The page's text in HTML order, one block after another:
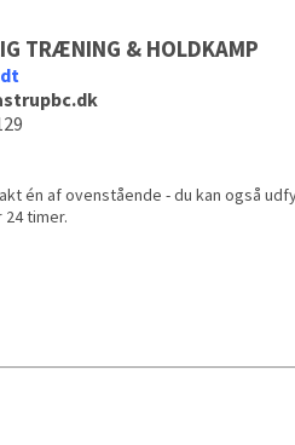
TRÆNING & HOLDKAMP
én af ovenstående - du kan også
timer.